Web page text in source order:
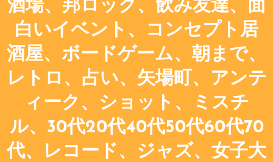
酒場、邦ロック、飲み友達、面
白いイベント、コンセプト居
酒屋、ボードゲーム、朝まで、
レトロ、占い、矢場町、アンテ
ィーク、ショット、ミスチ
ル、30代20代40代50代60代70
代、レコード、ジャズ、女子大